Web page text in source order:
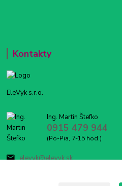
Kontakty
EleVyk s.r.o.
Ing. Martin Štefko
0915 479 944
(Po-Pia, 7-15 hod.)
elevyk@elevyk.sk